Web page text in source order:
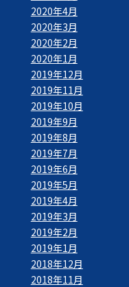
2020年4月
2020年3月
2020年2月
2020年1月
2019年12月
2019年11月
2019年10月
2019年9月
2019年8月
2019年7月
2019年6月
2019年5月
2019年4月
2019年3月
2019年2月
2019年1月
2018年12月
2018年11月